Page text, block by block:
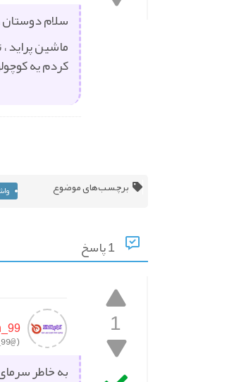
سلام دوستان
ماشین پراید
کردم یه
برچسب‌های موضوع
1
(@charon_99)
به خاطر